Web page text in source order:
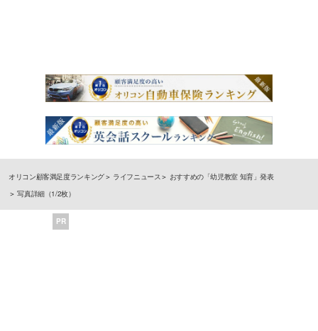
オリコン顧客満足度ランキング ライフニュース
おすすめの「幼児教室 知育」発表
写真詳細（1/2枚）
PR